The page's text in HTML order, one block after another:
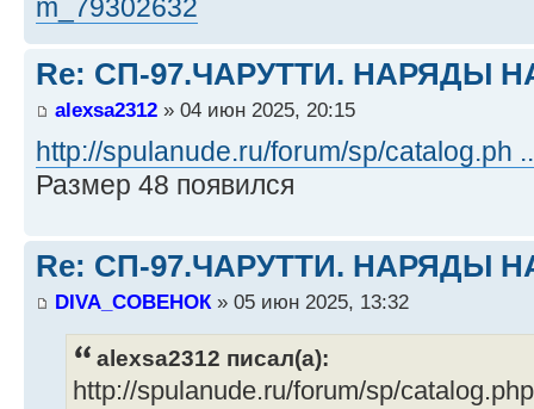
m_79302632
Re: СП-97.ЧАРУТТИ. НАРЯДЫ
alexsa2312 » 04 июн 2025, 20:15
http://spulanude.ru/forum/sp/catalog.ph
Размер 48 появился
Re: СП-97.ЧАРУТТИ. НАРЯДЫ
DIVA_СОВЕНОК » 05 июн 2025, 13:32
alexsa2312 писал(а):
http://spulanude.ru/forum/sp/